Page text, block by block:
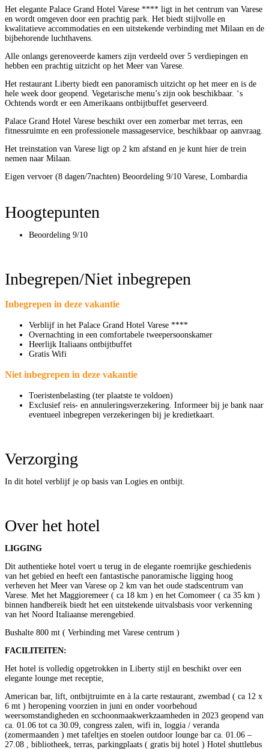
Het elegante Palace Grand Hotel Varese **** ligt in het centrum van Varese
en wordt omgeven door een prachtig park. Het biedt stijlvolle en
kwalitatieve accommodaties en een uitstekende verbinding met Milaan en de
bijbehorende luchthavens.
Alle onlangs gerenoveerde kamers zijn verdeeld over 5 verdiepingen en
hebben een prachtig uitzicht op het Meer van Varese.
Het restaurant Liberty biedt een panoramisch uitzicht op het meer en is de
hele week door geopend. Vegetarische menu’s zijn ook beschikbaar. ‘s
Ochtends wordt er een Amerikaans ontbijtbuffet geserveerd.
Palace Grand Hotel Varese beschikt over een zomerbar met terras, een
fitnessruimte en een professionele massageservice, beschikbaar op aanvraag.
Het treinstation van Varese ligt op 2 km afstand en je kunt hier de trein
nemen naar Milaan.
Eigen vervoer (8 dagen/7nachten) Beoordeling 9/10 Varese, Lombardia
Hoogtepunten
Beoordeling 9/10
Inbegrepen/Niet inbegrepen
Inbegrepen in deze vakantie
Verblijf in het Palace Grand Hotel Varese ****
Overnachting in een comfortabele tweepersoonskamer
Heerlijk Italiaans ontbijtbuffet
Gratis Wifi
Niet inbegrepen in deze vakantie
Toeristenbelasting (ter plaatste te voldoen)
Exclusief reis- en annuleringsverzekering. Informeer bij je bank naar
eventueel inbegrepen verzekeringen bij je kredietkaart.
Verzorging
In dit hotel verblijf je op basis van Logies en ontbijt.
Over het hotel
LIGGING
Dit authentieke hotel voert u terug in de elegante roemrijke geschiedenis
van het gebied en heeft een fantastische panoramische ligging hoog
verheven het Meer van Varese op 2 km van het oude stadscentrum van
Varese. Met het Maggioremeer ( ca 18 km ) en het Comomeer ( ca 35 km )
binnen handbereik biedt het een uitstekende uitvalsbasis voor verkenning
van het Noord Italiaanse merengebied.
Bushalte 800 mt ( Verbinding met Varese centrum )
FACILITEITEN:
Het hotel is volledig opgetrokken in Liberty stijl en beschikt over een
elegante lounge met receptie,
American bar, lift, ontbijtruimte en à la carte restaurant, zwembad ( ca 12 x
6 mt ) heropening voorzien in juni en onder voorbehoud
weersomstandigheden en scchoonmaakwerkzaamheden in 2023 geopend van
ca. 01.06 tot ca 30.09, congress zalen, wifi in, loggia / veranda
(zomermaanden ) met tafeltjes en stoelen outdoor lounge bar ca. 01.06 –
27.08 , bibliotheek, terras, parkingplaats ( gratis bij hotel ) Hotel shuttlebus